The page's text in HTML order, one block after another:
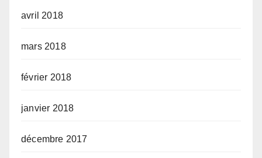
avril 2018
mars 2018
février 2018
janvier 2018
décembre 2017